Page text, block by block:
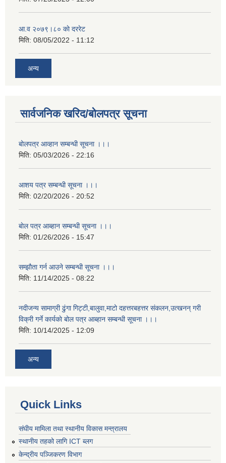
आ.व २०७९।८० काे दररेट
मिति: 08/05/2022 - 11:12
अन्य
सार्वजनिक खरिद/बोलपत्र सूचना
बोलपत्र आव्हान सम्बन्धी सूचना ।।।
मिति: 05/03/2026 - 22:16
आशय पत्र सम्बन्धी सूचना ।।।
मिति: 02/20/2026 - 20:52
बाेल पत्र आब्हान सम्बन्धी सूचना ।।।
मिति: 01/26/2026 - 15:47
सम्झाैता गर्न आउने सम्बन्धी सूचना ।।।
मिति: 11/14/2025 - 08:22
नदीजन्य सामाग्री ढुंगा गिट्टी,बालुवा,माटो दहत्तरबहत्तर संकलन,उत्खनन् गरी
विक्री गर्ने कार्यकाे बोल पत्र आब्हान सम्बन्धी सूचना ।।।
मिति: 10/14/2025 - 12:09
अन्य
Quick Links
संघीय मामिला तथा स्थानीय विकास मन्त्रालय
स्थानीय तहको लागि ICT ब्लग
केन्द्रीय पञ्जिकरण विभाग